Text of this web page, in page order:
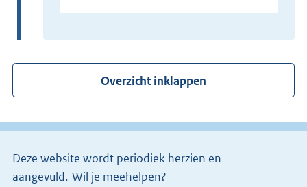
x
r
n
l
n
k
Overzicht inklappen
Deze website wordt periodiek herzien en
aangevuld. Wil je meehelpen?